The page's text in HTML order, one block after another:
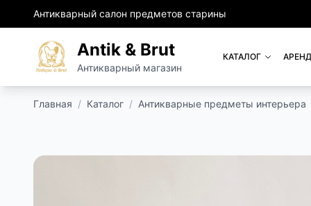
Антикварный салон предметов старины
Antik & Brut
Антикварный магазин
КАТАЛОГ
Главная / Каталог / Антикварные предметы интерьера